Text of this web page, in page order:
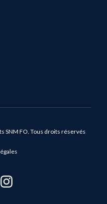
SNM FO. Tous droits réservés
Instagram